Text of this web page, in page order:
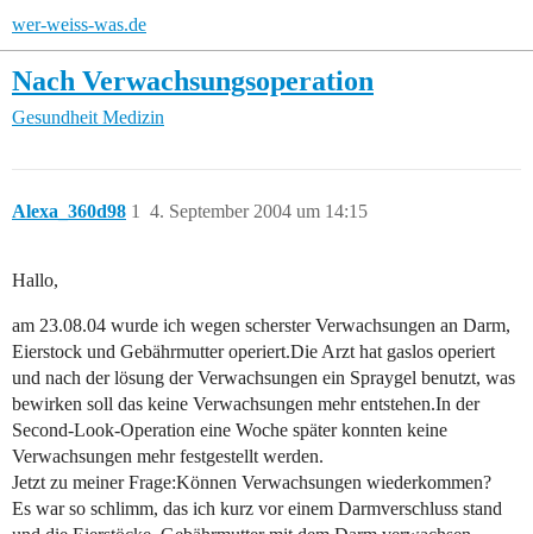
wer-weiss-was.de
Nach Verwachsungsoperation
Gesundheit Medizin
Alexa_360d98 4. September 2004 um 14:15
1
Hallo,
am 23.08.04 wurde ich wegen scherster Verwachsungen an Darm,
Eierstock und Gebährmutter operiert.Die Arzt hat gaslos operiert
und nach der lösung der Verwachsungen ein Spraygel benutzt, was
bewirken soll das keine Verwachsungen mehr entstehen.In der
Second-Look-Operation eine Woche später konnten keine
Verwachsungen mehr festgestellt werden.
Jetzt zu meiner Frage:Können Verwachsungen wiederkommen?
Es war so schlimm, das ich kurz vor einem Darmverschluss stand